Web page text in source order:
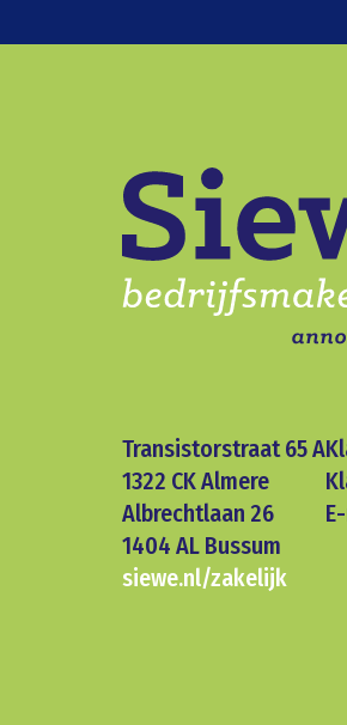
Transistorstraat 65 A
1322 CK Almere
Albrechtlaan 26
1404 AL Bussum
siewe.nl/zakelijk